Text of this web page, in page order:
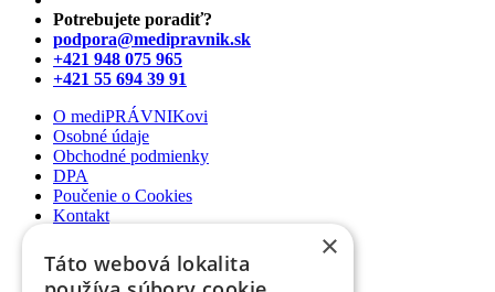
Potrebujete poradiť?
podpora@medipravnik.sk
+421 948 075 965
+421 55 694 39 91
O mediPRÁVNIKovi
Osobné údaje
Obchodné podmienky
DPA
Poučenie o Cookies
Kontakt
Newsletter
Články
×
Táto webová lokalita